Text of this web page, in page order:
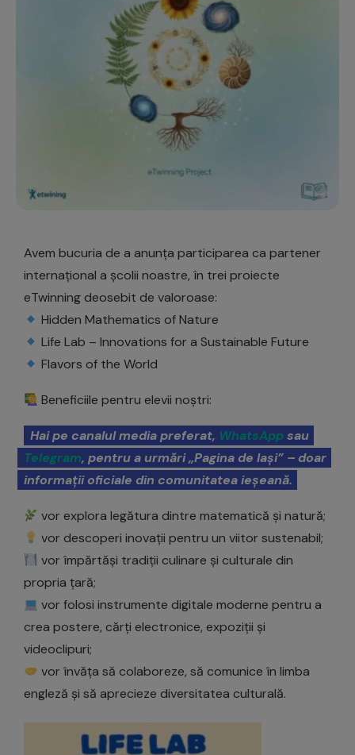
Avem bucuria de a anunța participarea ca partener
internațional a școlii noastre, în trei proiecte
eTwinning deosebit de valoroase:
Hidden Mathematics of Nature
Life Lab – Innovations for a Sustainable Future
Flavors of the World
Beneficiile pentru elevii noștri:
Hai pe canalul media preferat, WhatsAppsau
Telegram, pentru a urmări „Pagina de Iași” – doar
informații oficiale din comunitatea ieșeană.
vor explora legătura dintre matematică și natură;
vor descoperi inovații pentru un viitor sustenabil;
vor împărtăși tradiții culinare și culturale din
propria țară;
vor folosi instrumente digitale moderne pentru a
crea postere, cărți electronice, expoziții și
videoclipuri;
vor învăța să colaboreze, să comunice în limba
engleză și să aprecieze diversitatea culturală.